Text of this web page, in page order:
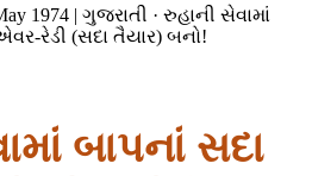
1974 | ગુજરાતી · રુહાની સેવામાં
રેડી (સદા તૈયાર) બનો!
બાપનાં સદા